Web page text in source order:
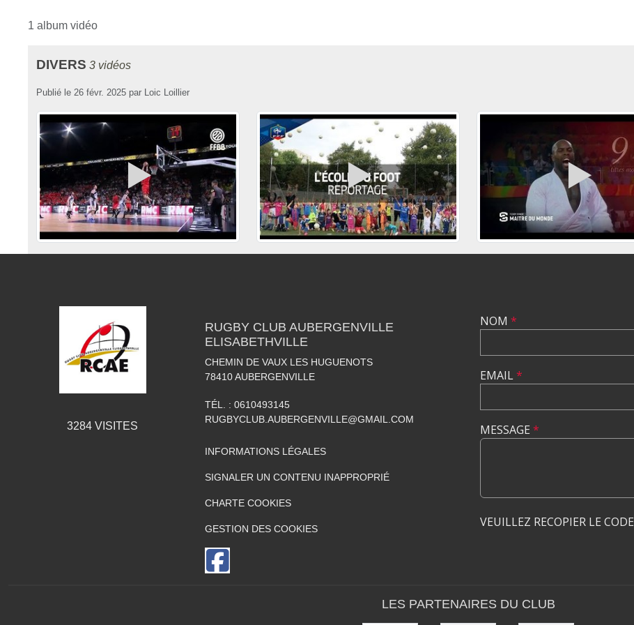
1 album vidéo
DIVERS 3 vidéos
Publié le 26 févr. 2025 par Loic Loillier
3284 VISITES
RUGBY CLUB AUBERGENVILLE
ELISABETHVILLE
CHEMIN DE VAUX LES HUGUENOTS
78410AUBERGENVILLE
TÉL. : 0610493145
RUGBYCLUB.AUBERGENVILLE@GMAIL.COM
INFORMATIONS LÉGALES
SIGNALER UN CONTENU INAPPROPRIÉ
CHARTE COOKIES
GESTION DES COOKIES
NOM *
EMAIL*
MESSAGE *
VEUILLEZ RECOPIER LE CODE
LES PARTENAIRES DU CLUB